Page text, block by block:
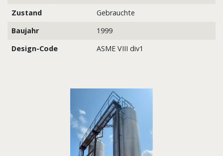
Zustand
Gebrauchte
Baujahr
1999
Design-Code
ASME VIII div1